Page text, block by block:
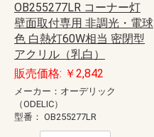
OB255277LR コーナー灯
壁面取付専用 非調光・電球
色 白熱灯60W相当 密閉型
アクリル（乳白）
販売価格: ￥2,842
メーカー：オーデリック
（ODELIC）
型番： OB255277LR